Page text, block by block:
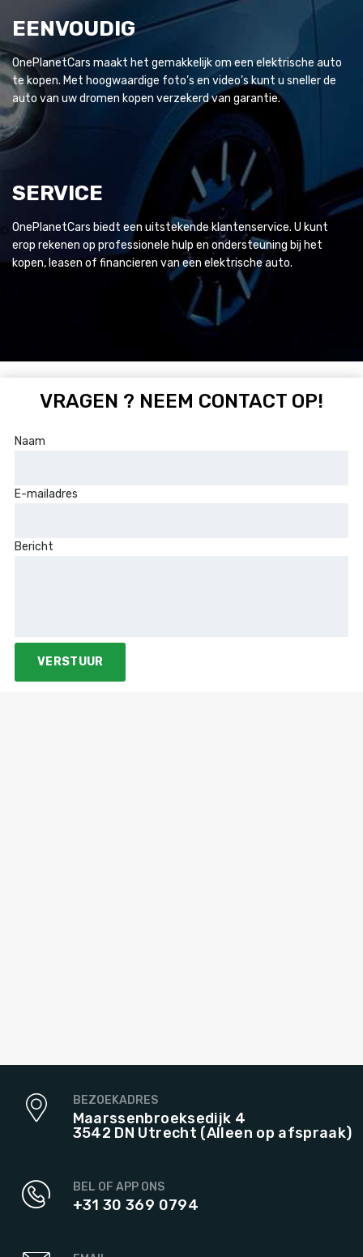
EENVOUDIG
OnePlanetCars maakt het gemakkelijk om een elektrische auto
te kopen. Met hoogwaardige foto’s en video’s kunt u sneller de
auto van uw dromen kopen verzekerd van garantie.
SERVICE
OnePlanetCars biedt een uitstekende klantenservice. U kunt
erop rekenen op professionele hulp en ondersteuning bij het
kopen, leasen of financieren van een elektrische auto.
VRAGEN ? NEEM CONTACT OP!
Naam
E-mailadres
Bericht
BEZOEKADRES
Maarssenbroeksedijk 4
3542 DN Utrecht (Alleen op afspraak)
BEL OF APP ONS
+31 30 369 0794